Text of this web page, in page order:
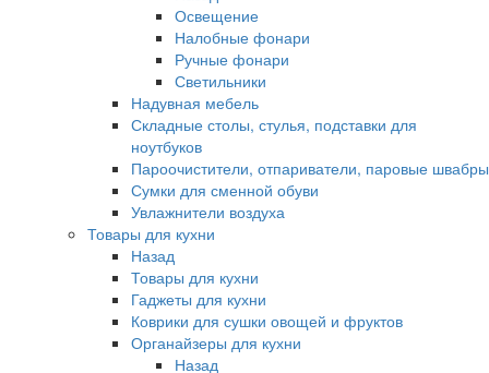
Освещение
Налобные фонари
Ручные фонари
Светильники
Надувная мебель
Складные столы, стулья, подставки для
ноутбуков
Пароочистители, отпариватели, паровые швабры
Сумки для сменной обуви
Увлажнители воздуха
Товары для кухни
Назад
Товары для кухни
Гаджеты для кухни
Коврики для сушки овощей и фруктов
Органайзеры для кухни
Назад